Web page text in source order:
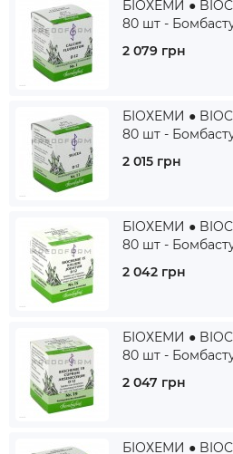
БІОХЕМИ ●
80 шт -
2 079 грн
БІОХЕМИ ●
80 шт -
2 015 грн
БІОХЕМИ ●
80 шт -
2 042 грн
БІОХЕМИ ●
80 шт -
2 047 грн
БІОХЕМИ ●